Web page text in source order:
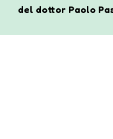
del dottor Paolo